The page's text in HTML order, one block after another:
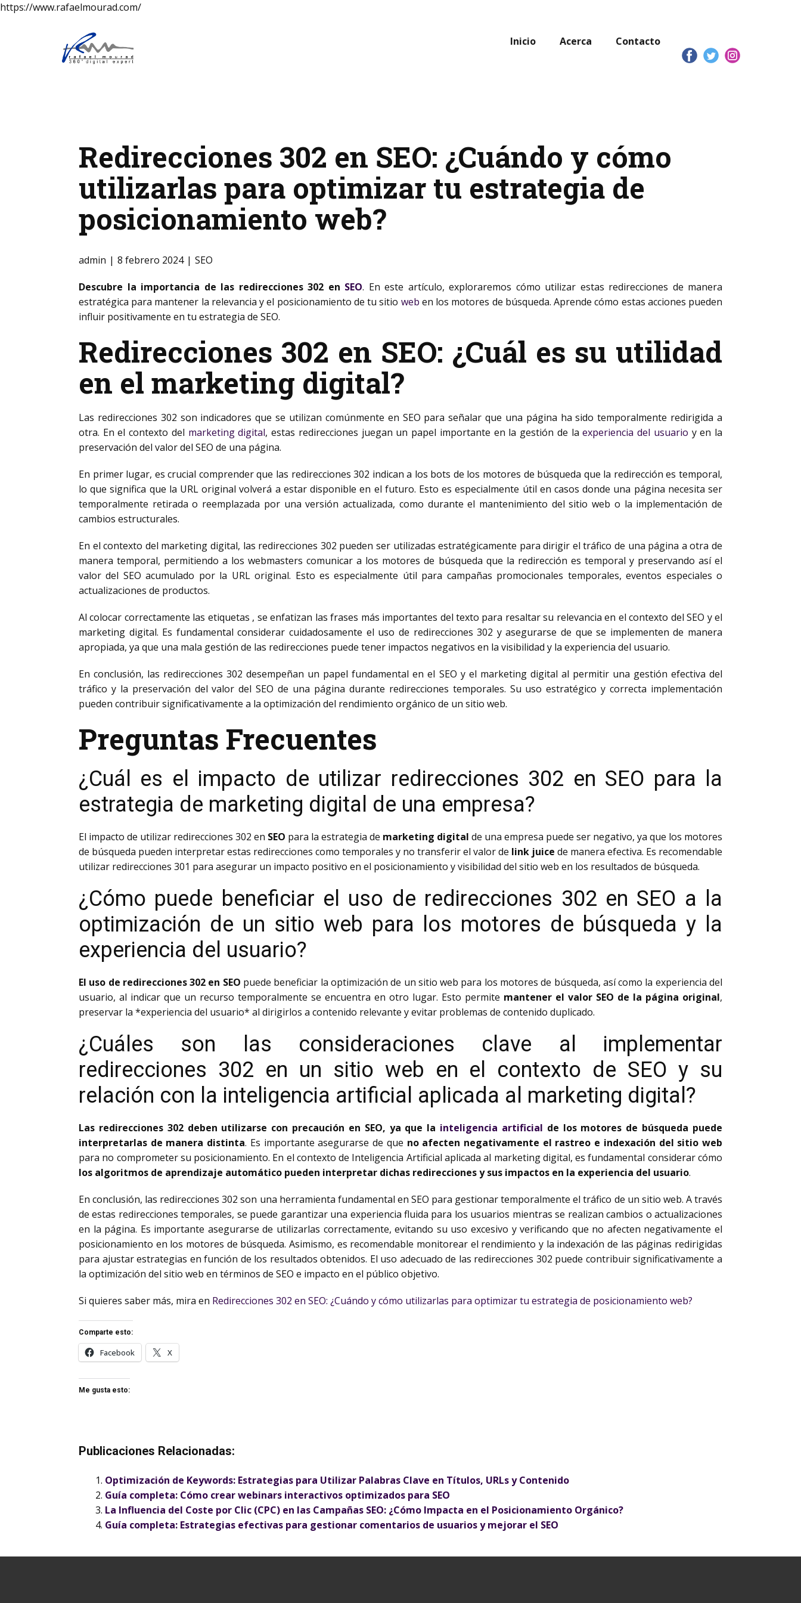
https://www.rafaelmourad.com/
Inicio Acerca Contacto
Redirecciones 302 en SEO: ¿Cuándo y cómo
utilizarlas para optimizar tu estrategia de
posicionamiento web?
admin 8 febrero 2024 SEO
Descubre la importancia de las redirecciones 302 en SEO. En este artículo, exploraremos cómo utilizar estas redirecciones de manera
estratégica para mantener la relevancia y el posicionamiento de tu sitio web en los motores de búsqueda. Aprende cómo estas acciones pueden
influir positivamente en tu estrategia de SEO.
Redirecciones 302 en SEO: ¿Cuál es su utilidad
en el marketing digital?
Las redirecciones 302 son indicadores que se utilizan comúnmente en SEO para señalar que una página ha sido temporalmente redirigida a
otra. En el contexto del marketing digital, estas redirecciones juegan un papel importante en la gestión de laexperiencia del usuario y en la
preservación del valor del SEO de una página.
En primer lugar, es crucial comprender que las redirecciones 302 indican a los bots de los motores de búsqueda que la redirección es temporal,
lo que significa que la URL original volverá a estar disponible en el futuro. Esto es especialmente útil en casos donde una página necesita ser
temporalmente retirada o reemplazada por una versión actualizada, como durante el mantenimiento del sitio web o la implementación de
cambios estructurales.
En el contexto del marketing digital, las redirecciones 302 pueden ser utilizadas estratégicamente para dirigir el tráfico de una página a otra de
manera temporal, permitiendo a los webmasters comunicar a los motores de búsqueda que la redirección es temporal y preservando así el
valor del SEO acumulado por la URL original. Esto es especialmente útil para campañas promocionales temporales, eventos especiales o
actualizaciones de productos.
Al colocar correctamente las etiquetas , se enfatizan las frases más importantes del texto para resaltar su relevancia en el contexto del SEO y el
marketing digital. Es fundamental considerar cuidadosamente el uso de redirecciones 302 y asegurarse de que se implementen de manera
apropiada, ya que una mala gestión de las redirecciones puede tener impactos negativos en la visibilidad y la experiencia del usuario.
En conclusión, las redirecciones 302 desempeñan un papel fundamental en el SEO y el marketing digital al permitir una gestión efectiva del
tráfico y la preservación del valor del SEO de una página durante redirecciones temporales. Su uso estratégico y correcta implementación
pueden contribuir significativamente a la optimización del rendimiento orgánico de un sitio web.
Preguntas Frecuentes
¿Cuál es el impacto de utilizar redirecciones 302 en SEO para la
estrategia de marketing digital de una empresa?
El impacto de utilizar redirecciones 302 en SEO para la estrategia de marketing digital de una empresa puede ser negativo, ya que los motores
de búsqueda pueden interpretar estas redirecciones como temporales y no transferir el valor de link juice de manera efectiva. Es recomendable
utilizar redirecciones 301 para asegurar un impacto positivo en el posicionamiento y visibilidad del sitio web en los resultados de búsqueda.
¿Cómo puede beneficiar el uso de redirecciones 302 en SEO a la
optimización de un sitio web para los motores de búsqueda y la
experiencia del usuario?
El uso de redirecciones 302 en SEO puede beneficiar la optimización de un sitio web para los motores de búsqueda, así como la experiencia del
usuario, al indicar que un recurso temporalmente se encuentra en otro lugar. Esto permite mantener el valor SEO de la página original,
preservar la *experiencia del usuario* al dirigirlos a contenido relevante y evitar problemas de contenido duplicado.
¿Cuáles son las consideraciones clave al implementar
redirecciones 302 en un sitio web en el contexto de SEO y su
relación con la inteligencia artificial aplicada al marketing digital?
Las redirecciones 302 deben utilizarse con precaución en SEO, ya que la inteligencia artificial de los motores de búsqueda puede
interpretarlas de manera distinta. Es importante asegurarse de que no afecten negativamente el rastreo e indexación del sitio web
para no comprometer su posicionamiento. En el contexto de Inteligencia Artificial aplicada al marketing digital, es fundamental considerar cómo
los algoritmos de aprendizaje automático pueden interpretar dichas redirecciones y sus impactos en la experiencia del usuario.
En conclusión, las redirecciones 302 son una herramienta fundamental en SEO para gestionar temporalmente el tráfico de un sitio web. A través
de estas redirecciones temporales, se puede garantizar una experiencia fluida para los usuarios mientras se realizan cambios o actualizaciones
en la página. Es importante asegurarse de utilizarlas correctamente, evitando su uso excesivo y verificando que no afecten negativamente el
posicionamiento en los motores de búsqueda. Asimismo, es recomendable monitorear el rendimiento y la indexación de las páginas redirigidas
para ajustar estrategias en función de los resultados obtenidos. El uso adecuado de las redirecciones 302 puede contribuir significativamente a
la optimización del sitio web en términos de SEO e impacto en el público objetivo.
Si quieres saber más, mira en Redirecciones 302 en SEO: ¿Cuándo y cómo utilizarlas para optimizar tu estrategia de posicionamiento web?
Comparte esto:
Facebook X
Me gusta esto:
Publicaciones Relacionadas:
Optimización de Keywords: Estrategias para Utilizar Palabras Clave en Títulos, URLs y Contenido
Guía completa: Cómo crear webinars interactivos optimizados para SEO
La Influencia del Coste por Clic (CPC) en las Campañas SEO: ¿Cómo Impacta en el Posicionamiento Orgánico?
Guía completa: Estrategias efectivas para gestionar comentarios de usuarios y mejorar el SEO